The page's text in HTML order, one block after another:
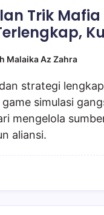
Trik
Malaika Az Zahra
strategi
simulasi
mengelola
aliansi.